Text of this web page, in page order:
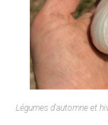
Légumes d'automne et